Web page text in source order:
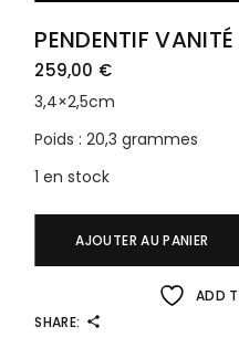
PENDENTIF
259,00 €
3,4×2,5cm
Poids : 20,3 grammes
1 en stock
AJOUTER AU PANIER
ADD
SHARE: